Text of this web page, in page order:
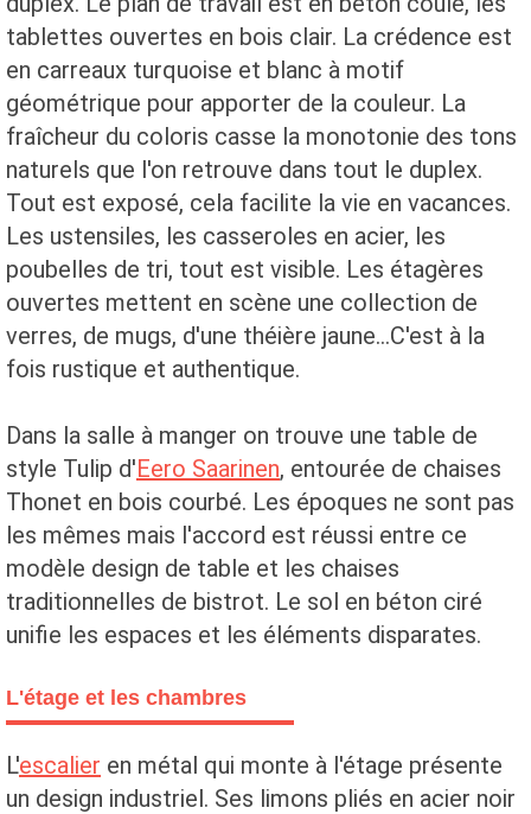
tablettes ouvertes en bois clair. La crédence est
en carreaux turquoise et blanc à motif
géométrique pour apporter de la couleur. La
fraîcheur du coloris casse la monotonie des tons
naturels que l'on retrouve dans tout le duplex.
Tout est exposé, cela facilite la vie en vacances.
Les ustensiles, les casseroles en acier, les
poubelles de tri, tout est visible. Les étagères
ouvertes mettent en scène une collection de
verres, de mugs, d'une théière jaune...C'est à la
fois rustique et authentique.
Dans la salle à manger on trouve une table de
style Tulip d'Eero Saarinen, entourée de chaises
Thonet en bois courbé. Les époques ne sont pas
les mêmes mais l'accord est réussi entre ce
modèle design de table et les chaises
traditionnelles de bistrot. Le sol en béton ciré
unifie les espaces et les éléments disparates.
L'étage et les chambres
L'escalier en métal qui monte à l'étage présente
un design industriel. Ses limons pliés en acier noir